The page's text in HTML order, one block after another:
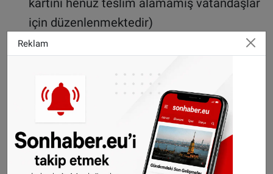
için düzenlenmektedir)
Türkiye'deki resmi dairelerce verilen soğuk
Türkiye Cumhuriyeti askerlik belgesi
Yukarıdaki listede bulunan belgelerde fotoğraf
bulunuyor ancak Kimlik Numarası yer almıyor
ise, Başkonsolosluklardan alınabilecek, nüfus
kayıt örneğinin de fotoğraflı belgeyle birlikte
Reklam